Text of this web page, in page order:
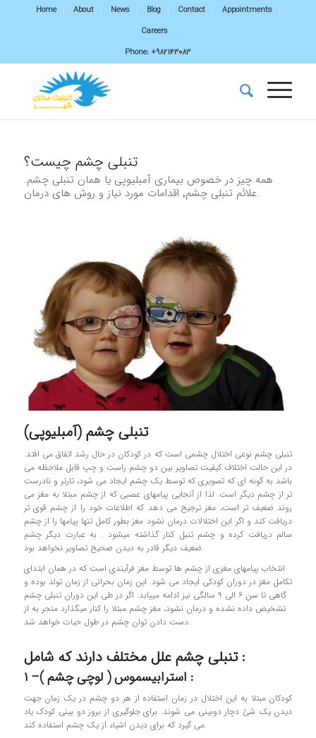
Home About News Blog Contact
Appointments
Careers
Phone:+982143083
تنبلی چشم چیست؟
همه چیز در خصوص بیماری آمبلیوپی یا همان تنبلی چشم.
علائم تنبلی چشم٬ اقدامات مورد نیاز و روش های درمان.
تنبلی چشم (آمبلیوپی)
تنبلی چشم نوعی اختلال چشمی است که در کودکان در حال رشد اتفاق می افتد.
در این حالت اختلاف کیفیت تصاویر بین دو چشم راست و چپ قابل ملاحظه می
باشد به گونه ای که تصویری که توسط یک چشم ایجاد می شود، تارتر و نادرست
تر از چشم دیگر است. لذا از آنجایی پیامهای عصبی که از چشم مبتلا به مغز می
روند ضعیف تر است، مغز ترجیح می دهد که اطلاعات خود را از چشم قوی تر
دریافت کند و اگر این اختلالات درمان نشود مغز بطور کامل تنها پیامها را از چشم
سالم دریافت کرده و چشم تنبل کنار گذاشته میشود . به عبارت دیگر چشم
ضعیف دیگر قادر به دیدن صحیح تصاویر نخواهد بود.
انتخاب پیامهای مغزی از چشم ها توسط مغز فرآیندی است که در همان ابتدای
تکامل مغز در دوران کودکی ایجاد می شود. این زمان بحرانی از زمان تولد بوده و
گاهی تا سن ۶ الی ۹ سالگی نیز ادامه مییابد. اگر در طی این دوران تنبلی چشم
تشخیص داده نشده و درمان نشود، مغز چشم مبتلا را کنار میگذارد منجر به از
دست دادن توان چشم در طول حیات خواهد شد.
تنبلی چشم علل مختلف دارند که شامل :
۱ –استرابیسموس ( لوچی چشم ) :
کودکان مبتلا به این اختلال در زمان استفاده از هر دو چشم در یک زمان جهت
دیدن یک شئ دچار دوبینی می شوند. برای جلوگیری از بروز دو بینی کودک یاد
می گیرد که برای دیدن اشیاء از یک چشم استفاده کند.